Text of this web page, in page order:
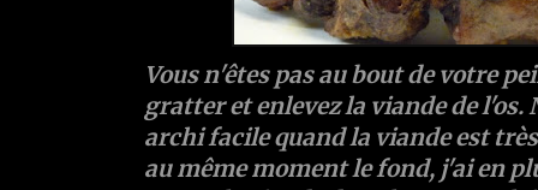
Vous n'êtes pas au bout de votre
gratter et enlevez la viande de l'os.
archi facile quand la viande est
au même moment le fond, j'ai en